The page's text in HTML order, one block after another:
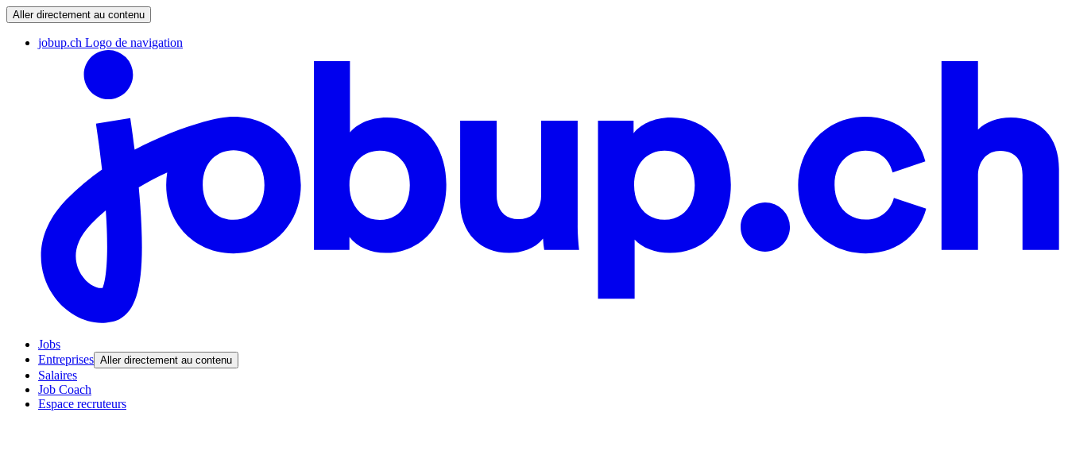
Aller directement au contenu
jobup.ch Logo de navigation
Jobs
Entreprises Aller directement au contenu
Salaires
Job Coach
Espace recruteurs